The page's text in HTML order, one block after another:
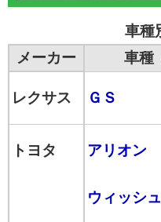
車種
メーカー
車種
レクサス ＧＳ
トヨタ アリオン
ウィッシュ